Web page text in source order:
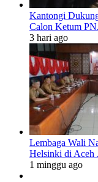
Kantongi
Calon Ketum
3 hari ago
Lembaga Wali
Helsinki di Aceh
1 minggu ago